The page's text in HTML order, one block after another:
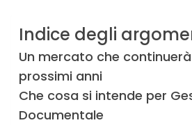
Indice degli
Un mercato che
prossimi anni
Che cosa si intende per
Documentale